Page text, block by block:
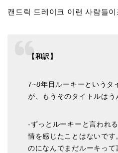
캔드릭 드레이크 이런 사람들이
【和訳】
7~8年目ルーキーというタ
が、もうそのタイトルはう
-ずっとルーキーと言われ
情を感じたことはないで
のになんでまだルーキっ